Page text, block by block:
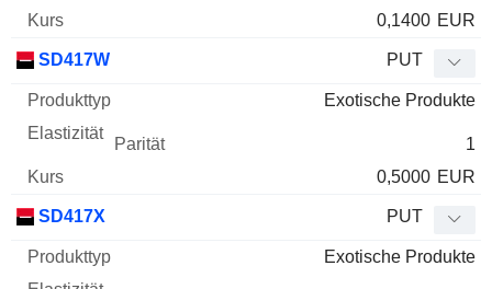
0,1400 EUR
SD417W PUT
Exotische Produkte
1
0,5000 EUR
SD417X PUT
Exotische Produkte